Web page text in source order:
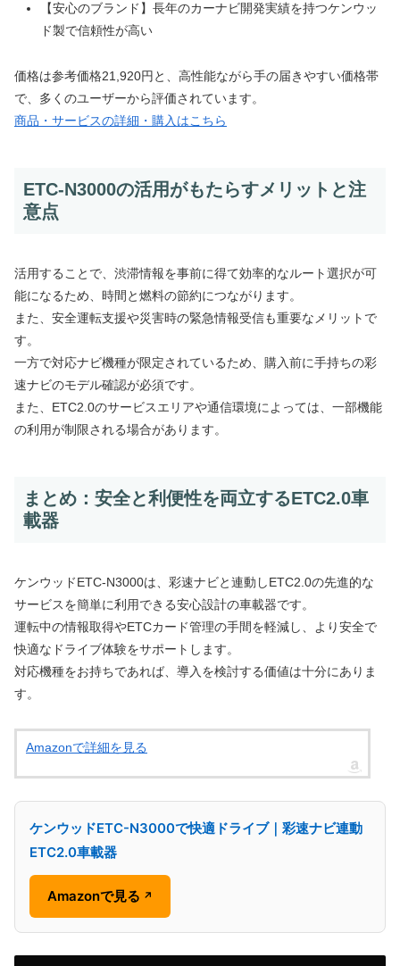
【安心のブランド】長年のカーナビ開発実績を持つケンウッ
ド製で信頼性が高い
価格は参考価格21,920円と、高性能ながら手の届きやすい価格帯
で、多くのユーザーから評価されています。
商品・サービスの詳細・購入はこちら
ETC-N3000の活用がもたらすメリットと注
意点
活用することで、渋滞情報を事前に得て効率的なルート選択が可
能になるため、時間と燃料の節約につながります。
また、安全運転支援や災害時の緊急情報受信も重要なメリットで
す。
一方で対応ナビ機種が限定されているため、購入前に手持ちの彩
速ナビのモデル確認が必須です。
また、ETC2.0のサービスエリアや通信環境によっては、一部機能
の利用が制限される場合があります。
まとめ：安全と利便性を両立するETC2.0車
載器
ケンウッドETC-N3000は、彩速ナビと連動しETC2.0の先進的な
サービスを簡単に利用できる安心設計の車載器です。
運転中の情報取得やETCカード管理の手間を軽減し、より安全で
快適なドライブ体験をサポートします。
対応機種をお持ちであれば、導入を検討する価値は十分にありま
す。
Amazonで詳細を見る
ケンウッドETC-N3000で快適ドライブ｜彩速ナビ連動
ETC2.0車載器
Amazonで見る ↗